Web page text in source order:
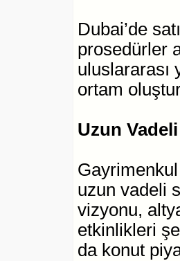
Dubai’de
prosedürler
uluslararası
ortam
Uzun
Gayrimenkul
uzun vadeli
vizyonu,
etkinlikleri
da konut